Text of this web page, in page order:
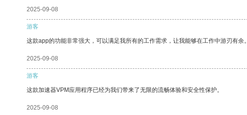
2025-09-08
游客
这款app的功能非常强大，可以满足我所有的工作需求，让我能够在工作中游刃有余。
2025-09-08
游客
这款加速器VPM应用程序已经为我们带来了无限的流畅体验和安全性保护。
2025-09-08